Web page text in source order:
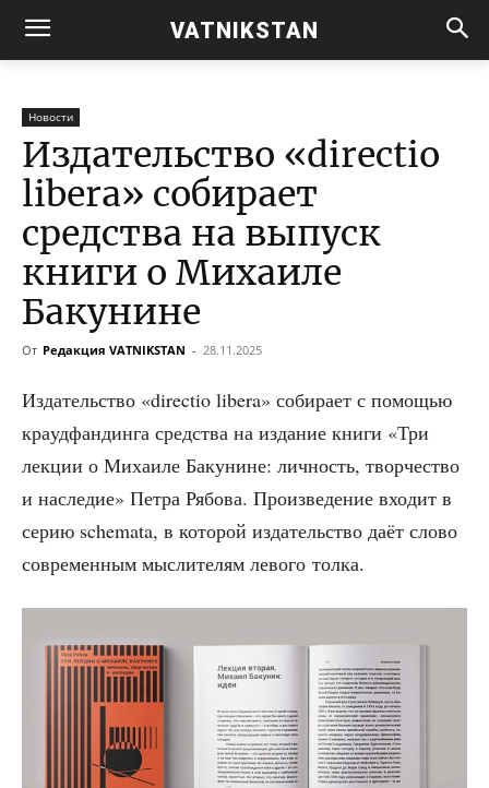
VATNIKSTAN
Новости
Издательство «directio
libera» собирает
средства на выпуск
книги о Михаиле
Бакунине
От Редакция VATNIKSTAN - 28.11.2025
Изда­тель­ство «directio libera» соби­ра­ет с помо­щью
кра­уд­фандин­га сред­ства на изда­ние кни­ги «Три
лек­ции о Миха­и­ле Баку­нине: лич­ность, твор­че­ство
и насле­дие» Пет­ра Рябо­ва. Про­из­ве­де­ние вхо­дит в
серию schemata, в кото­рой изда­тель­ство даёт сло­во
совре­мен­ным мыс­ли­те­лям лево­го толка.